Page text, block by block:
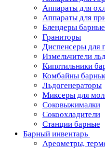
Аппараты для
Аппараты для
Блендеры барные
Граниторы
Диспенсеры для
Измельчители
Кипятильники
Комбайны
Льдогенераторы
Миксеры для
Соковыжималки
Сокоохладители
Станции барные
Барный инвентарь
Ареометры,